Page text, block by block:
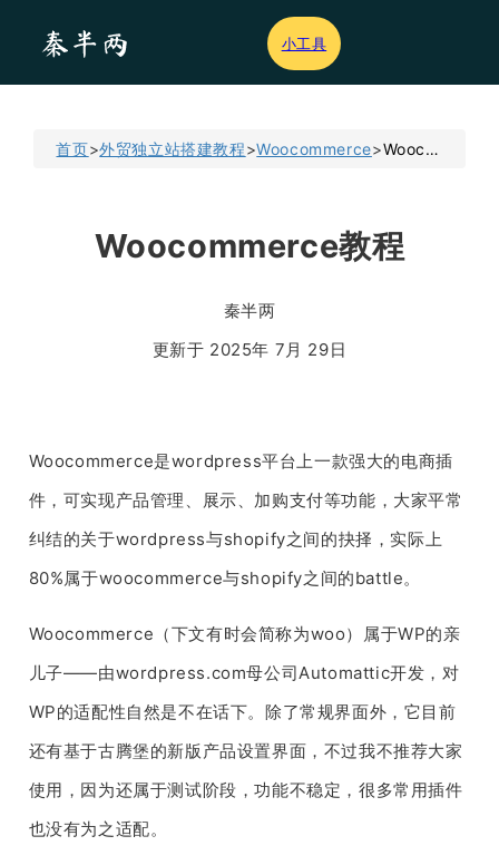
小工具
首页>外贸独立站搭建教程>Woocommerce> Woocommerce教程
Woocommerce教程
秦半两
更新于 2025年 7月 29日
Woocommerce是wordpress平台上一款强大的电商插
件，可实现产品管理、展示、加购支付等功能，大家平常
纠结的关于wordpress与shopify之间的抉择，实际上
80%属于woocommerce与shopify之间的battle。
Woocommerce（下文有时会简称为woo）属于WP的亲
儿子——由wordpress.com母公司Automattic开发，对
WP的适配性自然是不在话下。除了常规界面外，它目前
还有基于古腾堡的新版产品设置界面，不过我不推荐大家
使用，因为还属于测试阶段，功能不稳定，很多常用插件
也没有为之适配。